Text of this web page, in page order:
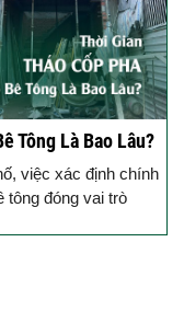
Tông Là Bao Lâu?
việc xác định chính
tông đóng vai trò